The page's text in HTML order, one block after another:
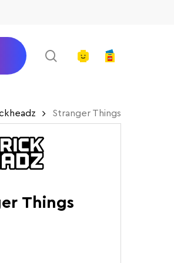
searchaccount
Stranger Things
Things